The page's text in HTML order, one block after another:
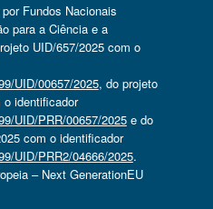
Fundos Nacionais
para a Ciência e a
UID/657/2025 com o
UID/00657/2025, do projeto
o identificador
UID/PRR/00657/2025e do
com o identificador
UID/PRR2/04666/2025.
– Next GenerationEU